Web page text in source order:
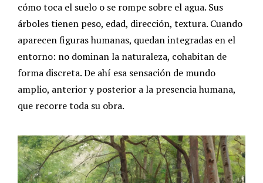
cómo toca el suelo o se rompe sobre el agua. Sus
árboles tienen peso, edad, dirección, textura. Cuando
aparecen figuras humanas, quedan integradas en el
entorno: no dominan la naturaleza, cohabitan de
forma discreta. De ahí esa sensación de mundo
amplio, anterior y posterior a la presencia humana,
que recorre toda su obra.